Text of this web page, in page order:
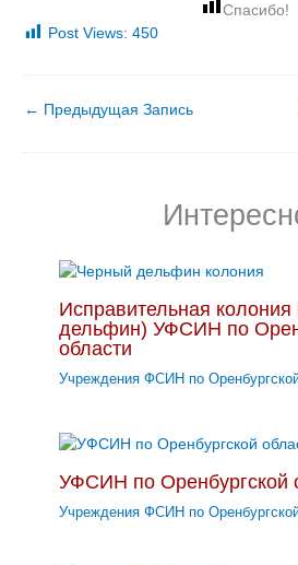
Спасибо!
Post Views: 450
← Предыдущая Запись
Исправительная
дельфин) УФСИН по
области
Учреждения ФСИН по
УФСИН по Оренбургской
Учреждения ФСИН по